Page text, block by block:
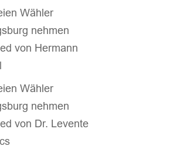
Wähler
nehmen
von Hermann
Wähler
nehmen
von Dr. Levente